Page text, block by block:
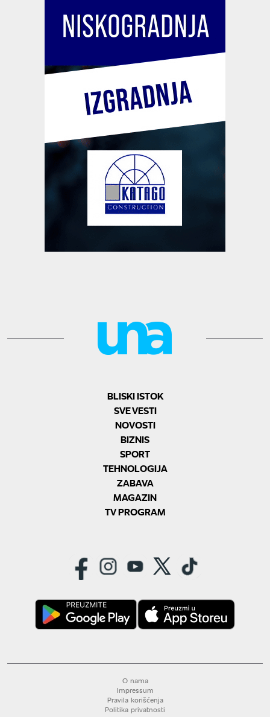
BLISKI ISTOK
SVE VESTI
NOVOSTI
BIZNIS
SPORT
TEHNOLOGIJA
ZABAVA
MAGAZIN
TV PROGRAM
O nama
Impressum
Pravila korišćenja
Politika privatnosti